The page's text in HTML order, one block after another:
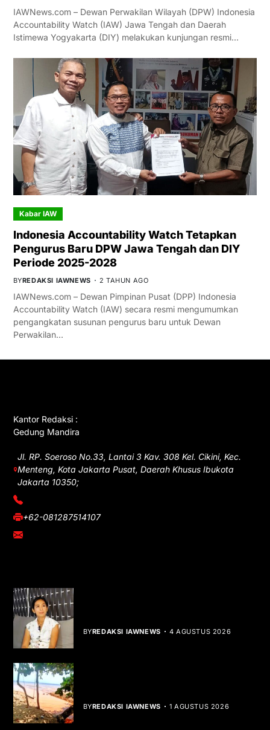
IAWNews.com – Dewan Perwakilan Wilayah (DPW) Indonesia
Accountability Watch (IAW) Jawa Tengah dan Daerah
Istimewa Yogyakarta (DIY) melakukan kunjungan resmi…
Kabar IAW
Indonesia Accountability Watch Tetapkan
Pengurus Baru DPW Jawa Tengah dan DIY
Periode 2025-2028
BYREDAKSI IAWNEWS 2 TAHUN AGO
IAWNews.com – Dewan Pimpinan Pusat (DPP) Indonesia
Accountability Watch (IAW) secara resmi mengumumkan
pengangkatan susunan pengurus baru untuk Dewan
Perwakilan…
Kantor Redaksi :
Gedung Mandira
Jl. RP. Soeroso No.33, Lantai 3 Kav. 308 Kel. Cikini, Kec.
Menteng, Kota Jakarta Pusat, Daerah Khusus Ibukota
Jakarta 10350;
(021) 3908026
+62-081287514107
adm@iawnews.com
BYREDAKSI IAWNEWS 4 AGUSTUS 2026
BYREDAKSI IAWNEWS 1 AGUSTUS 2026